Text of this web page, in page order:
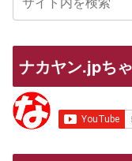
ナカヤン.jpち